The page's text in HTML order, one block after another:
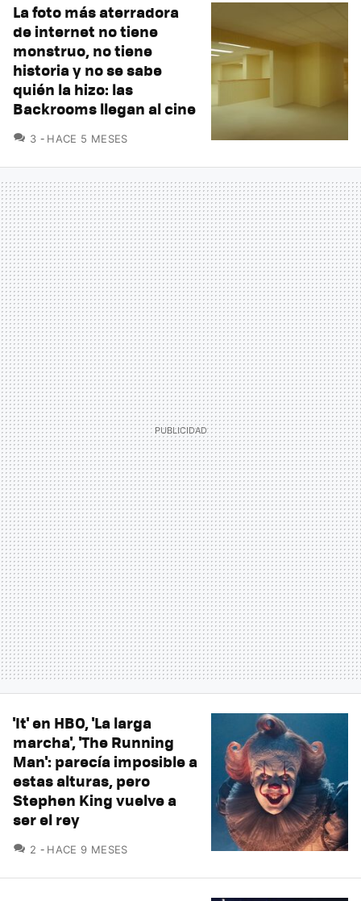
La foto más aterradora
de internet no tiene
monstruo, no tiene
historia y no se sabe
quién la hizo: las
Backrooms llegan al cine
3 COMENTARIOS
HACE 5 MESES
'It' en HBO, 'La larga
marcha', 'The Running
Man': parecía imposible a
estas alturas, pero
Stephen King vuelve a
ser el rey
2 COMENTARIOS
HACE 9 MESES